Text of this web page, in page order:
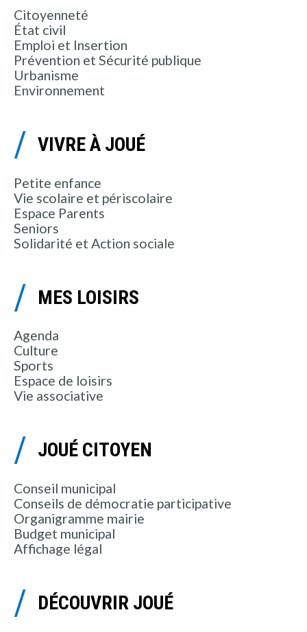
Citoyenneté
État civil
Emploi et Insertion
Prévention et Sécurité publique
Urbanisme
Environnement
VIVRE À JOUÉ
Petite enfance
Vie scolaire et périscolaire
Espace Parents
Seniors
Solidarité et Action sociale
MES LOISIRS
Agenda
Culture
Sports
Espace de loisirs
Vie associative
JOUÉ CITOYEN
Conseil municipal
Conseils de démocratie participative
Organigramme mairie
Budget municipal
Affichage légal
DÉCOUVRIR JOUÉ